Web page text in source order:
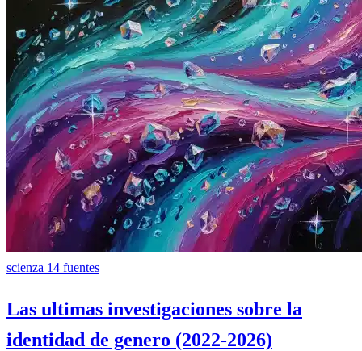
scienza 14 fuentes
Las ultimas investigaciones sobre la
identidad de genero (2022-2026)